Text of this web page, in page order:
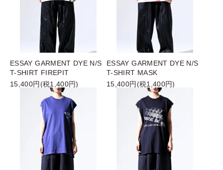
ESSAY GARMENT DYE N/S
T-SHIRT FIREPIT
15,400円(税1,400円)
ESSAY GARMENT DYE N/S
T-SHIRT MASK
15,400円(税1,400円)